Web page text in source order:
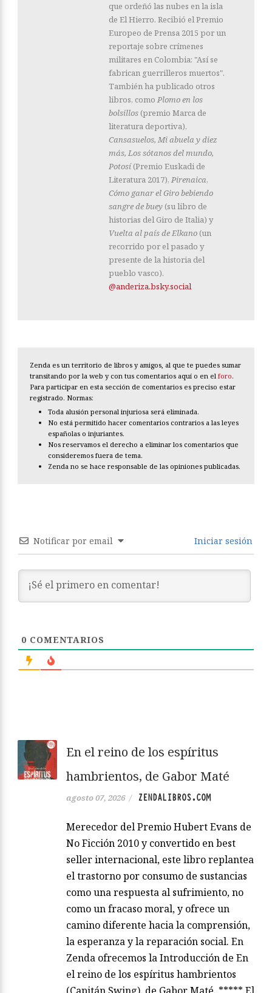
que ordeñó las nubes en la isla
de El Hierro. Recibió el Premio
Europeo de Prensa 2015 por un
reportaje sobre crímenes
militares en Colombia: "Así se
fabrican guerrilleros muertos".
También ha publicado otros
libros, como Plomo en los
bolsillos (premio Marca de
literatura deportiva),
Cansasuelos, Mi abuela y diez
más, Los sótanos del mundo,
Potosí(Premio Euskadi de
Literatura 2017), Pirenaica,
Cómo ganar el Giro bebiendo
sangre de buey (su libro de
historias del Giro de Italia) y
Vuelta al país de Elkano (un
recorrido por el pasado y
presente de la historia del
pueblo vasco).
@anderiza.bsky.social
Zenda es un territorio de libros y amigos, al que te puedes sumar
transitando por la web y con tus comentarios aquí o en el foro.
Para participar en esta sección de comentarios es preciso estar
registrado. Normas:
Toda alusión personal injuriosa será eliminada.
No está permitido hacer comentarios contrarios a las leyes
españolas o injuriantes.
Nos reservamos el derecho a eliminar los comentarios que
consideremos fuera de tema.
Zenda no se hace responsable de las opiniones publicadas.
Notificar por email Iniciar sesión
0 COMENTARIOS
En el reino de los espíritus
hambrientos, de Gabor Maté
agosto 07, 2026 / ZENDALIBROS.COM
Merecedor del Premio Hubert Evans de
No Ficción 2010 y convertido en best
seller internacional, este libro replantea
el trastorno por consumo de sustancias
como una respuesta al sufrimiento, no
como un fracaso moral, y ofrece un
camino diferente hacia la comprensión,
la esperanza y la reparación social. En
Zenda ofrecemos la Introducción de En
el reino de los espíritus hambrientos